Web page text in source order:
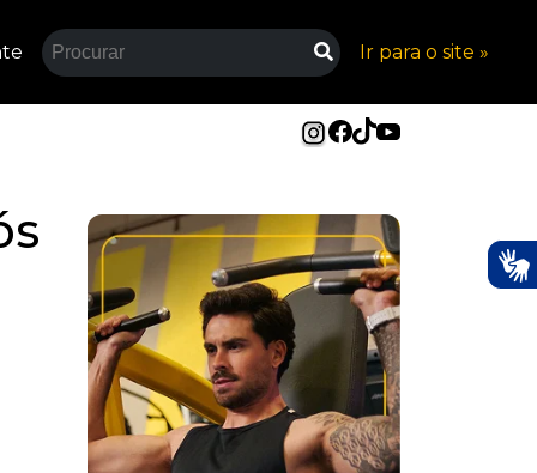
Ir para o site »